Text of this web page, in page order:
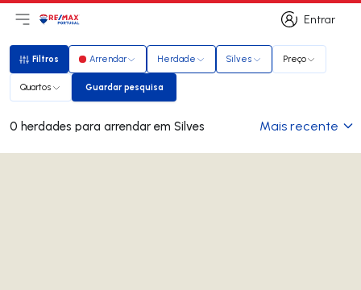
Entrar
Entrar
Abri menu principal
LogoIr para página inicial
Filtros
Filtros Arrendar Herdade Silves Preço
Quartos Guardar pesquisa
Guardar pesquisa
0 herdades para arrendar em Silves Mais recente